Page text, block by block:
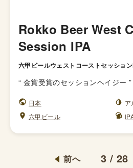
Rokko Beer West
Session IPA
六甲ビールウェストコーストセッショ
“ 金賞受賞のセッションヘイジー ”
日本
六甲ビール
前へ 3 / 28